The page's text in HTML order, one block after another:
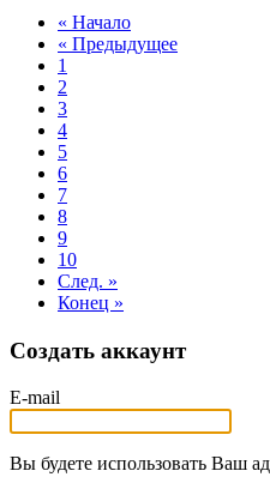
« Начало
« Предыдущее
1
2
3
4
5
6
7
8
9
10
След. »
Конец »
Создать аккаунт
E-mail
Вы будете использовать Ваш